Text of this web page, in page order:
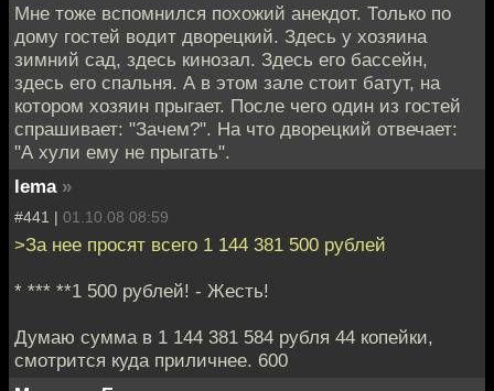
Мне тоже вспомнился похожий анекдот. Только по
дому гостей водит дворецкий. Здесь у хозяина
зимний сад, здесь кинозал. Здесь его бассейн,
здесь его спальня. А в этом зале стоит батут, на
котором хозяин прыгает. После чего один из гостей
спрашивает: "Зачем?". На что дворецкий отвечает:
"А хули ему не прыгать".
lema »
#441 | 01.10.08 08:59
>За нее просят всего 1 144 381 500 рублей
* *** **1 500 рублей! - Жесть!
Думаю сумма в 1 144 381 584 рубля 44 копейки,
смотрится куда приличнее. 600